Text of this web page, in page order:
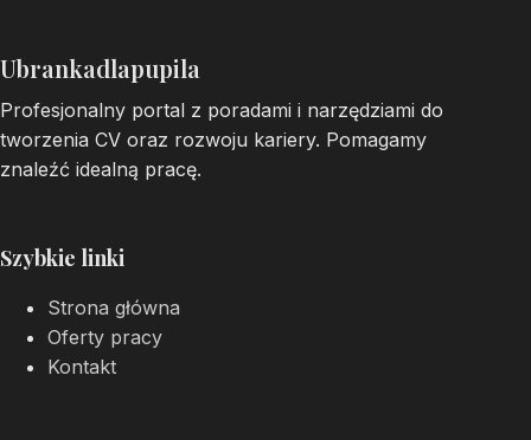
Ubrankadlapupila
Profesjonalny portal z poradami i narzędziami do
tworzenia CV oraz rozwoju kariery. Pomagamy
znaleźć idealną pracę.
Szybkie linki
Strona główna
Oferty pracy
Kontakt